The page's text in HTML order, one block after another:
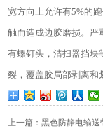
宽方向上允许有5%的
触而造成边胶磨损。严
有螺钉头，清扫器挡块
裂，覆盖胶局部剥离和
上一篇：黑色防静电输